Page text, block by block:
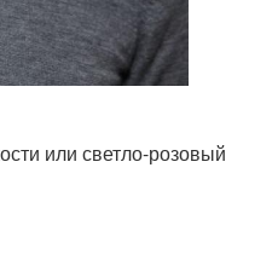
или светло-розовый